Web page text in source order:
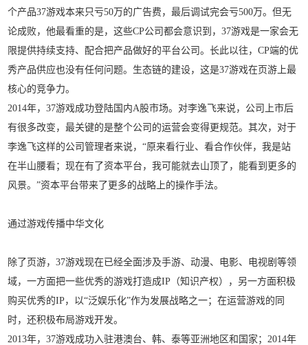
个产品37游戏本来只亏50万的广告费，最后调试完会亏500万。但无
论成败，他最看重的是，这些CP公司都会意识到，37游戏是一家会无
限提供持续支持、配合把产品做好的平台公司。长此以往，CP端的优
秀产品供应也没有任何问题。生态链的建设，这是37游戏在页游上最
核心的竞争力。
2014年，37游戏成功登陆国内A股市场。对李逸飞来说，公司上市后
有很多改变，最关键的是整个公司的运营会变得更规范。其次，对于
李逸飞这样的公司管理者来说，“原来看行业、看合作伙伴，我是站
在半山腰看；现在有了资本平台，我可能就去山顶了，能看到更多的
风景。”资本平台带来了更多的战略上的操作手法。
通过游戏传播中华文化
除了页游，37游戏现在已经全面涉及手游、动漫、电影、电视剧等领
域，一方面把一些优秀的游戏打造成IP（知识产权），另一方面积极
购买优秀的IP，以“泛娱乐化”作为发展战略之一；在运营游戏的同
时，还积极布局游戏开发。
2013年，37游戏成功入驻港澳台、韩、泰等亚洲地区和国家；2014年